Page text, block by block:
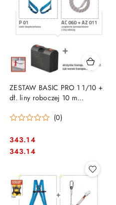
ZESTAW BASIC PRO 1 1/10 +
dł. liny roboczej 10 m
(0)
Cena:
343.14
Cena:
343.14